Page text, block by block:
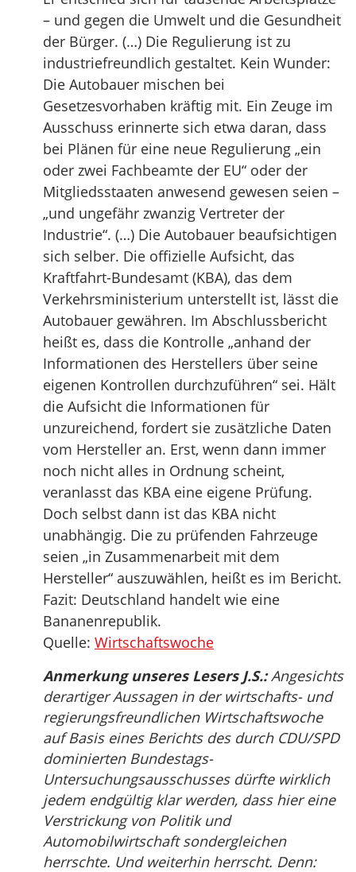
– und gegen die Umwelt und die Gesundheit
der Bürger. (…) Die Regulierung ist zu
industriefreundlich gestaltet. Kein Wunder:
Die Autobauer mischen bei
Gesetzesvorhaben kräftig mit. Ein Zeuge im
Ausschuss erinnerte sich etwa daran, dass
bei Plänen für eine neue Regulierung „ein
oder zwei Fachbeamte der EU“ oder der
Mitgliedsstaaten anwesend gewesen seien –
„und ungefähr zwanzig Vertreter der
Industrie“. (…) Die Autobauer beaufsichtigen
sich selber. Die offizielle Aufsicht, das
Kraftfahrt-Bundesamt (KBA), das dem
Verkehrsministerium unterstellt ist, lässt die
Autobauer gewähren. Im Abschlussbericht
heißt es, dass die Kontrolle „anhand der
Informationen des Herstellers über seine
eigenen Kontrollen durchzuführen“ sei. Hält
die Aufsicht die Informationen für
unzureichend, fordert sie zusätzliche Daten
vom Hersteller an. Erst, wenn dann immer
noch nicht alles in Ordnung scheint,
veranlasst das KBA eine eigene Prüfung.
Doch selbst dann ist das KBA nicht
unabhängig. Die zu prüfenden Fahrzeuge
seien „in Zusammenarbeit mit dem
Hersteller“ auszuwählen, heißt es im Bericht.
Fazit: Deutschland handelt wie eine
Bananenrepublik.
Quelle: Wirtschaftswoche
Anmerkung unseres Lesers J.S.:Angesichts
derartiger Aussagen in der wirtschafts- und
regierungsfreundlichen Wirtschaftswoche
auf Basis eines Berichts des durch CDU/SPD
dominierten Bundestags-
Untersuchungsausschusses dürfte wirklich
jedem endgültig klar werden, dass hier eine
Verstrickung von Politik und
Automobilwirtschaft sondergleichen
herrschte. Und weiterhin herrscht. Denn: